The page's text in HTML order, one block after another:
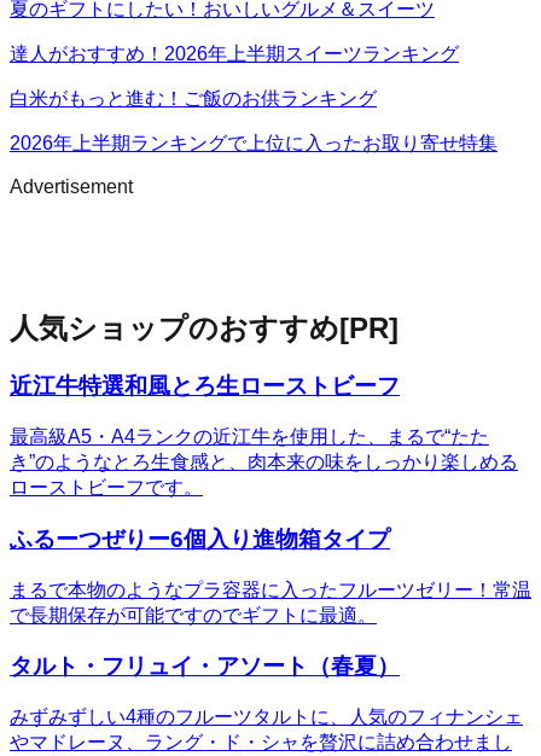
夏のギフトにしたい！おいしいグルメ＆スイーツ
達人がおすすめ！2026年上半期スイーツランキング
白米がもっと進む！ご飯のお供ランキング
2026年上半期ランキングで上位に入ったお取り寄せ特集
Advertisement
人気ショップのおすすめ[PR]
近江牛特選和風とろ生ローストビーフ
最高級A5・A4ランクの近江牛を使用した、まるで“たた
き”のようなとろ生食感と、肉本来の味をしっかり楽しめる
ローストビーフです。
ふるーつぜりー6個入り進物箱タイプ
まるで本物のようなプラ容器に入ったフルーツゼリー！常温
で長期保存が可能ですのでギフトに最適。
タルト・フリュイ・アソート（春夏）
みずみずしい4種のフルーツタルトに、人気のフィナンシェ
やマドレーヌ、ラング・ド・シャを贅沢に詰め合わせまし